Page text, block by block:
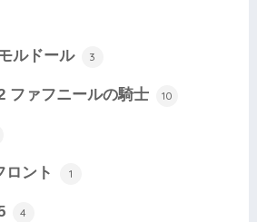
ルドール 3
ファフニールの騎士 10
ロント 1
4